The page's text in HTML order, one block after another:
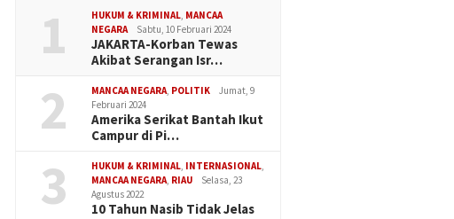
1 HUKUM & KRIMINAL, MANCAA
NEGARA
Sabtu, 10 Februari 2024
JAKARTA-Korban Tewas
Akibat Serangan Isr…
2 MANCAA NEGARA, POLITIK
Jumat, 9
Februari 2024
Amerika Serikat Bantah Ikut
Campur di Pi…
3 HUKUM & KRIMINAL, INTERNASIONAL,
MANCAA NEGARA, RIAU
Selasa, 23
Agustus 2022
10 Tahun Nasib Tidak Jelas